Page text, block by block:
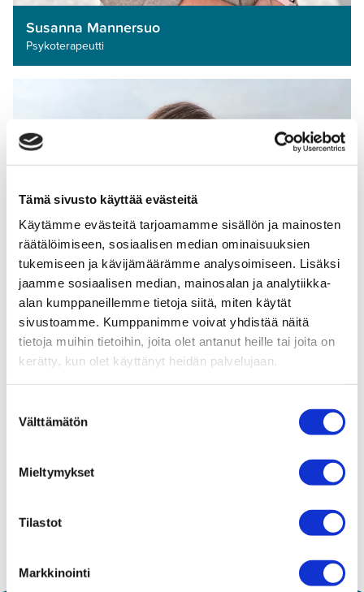
Tämä sivusto käyttää evästeitä
Käytämme evästeitä tarjoamamme sisällön ja mainosten
räätälöimiseen, sosiaalisen median ominaisuuksien
tukemiseen ja kävijämäärämme analysoimiseen. Lisäksi
jaamme sosiaalisen median, mainosalan ja analytiikka-
alan kumppaneillemme tietoja siitä, miten käytät
sivustoamme. Kumppanimme voivat yhdistää näitä
tietoja muihin tietoihin, joita olet antanut heille tai joita on
kerätty, kun olet käyttänyt heidän palvelujaan.
valinta
Välttämätön
Mieltymykset
Tilastot
Markkinointi
Susanna Mannersuo
Psykoterapeutti­